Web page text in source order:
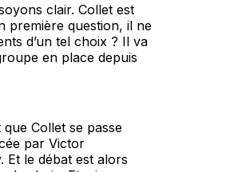
clair. Collet est
première question, il ne
d’un tel choix ? Il va
en place depuis
Collet se passe
par Victor
Et le débat est alors